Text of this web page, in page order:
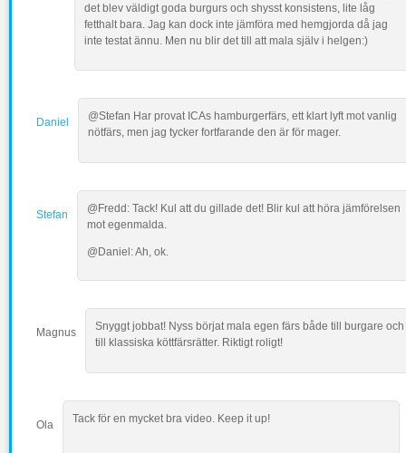
det blev väldigt goda burgurs och shysst konsistens, lite låg
fetthalt bara. Jag kan dock inte jämföra med hemgjorda då jag
inte testat ännu. Men nu blir det till att mala själv i helgen:)
Daniel
@Stefan Har provat ICAs hamburgerfärs, ett klart lyft mot vanlig
nötfärs, men jag tycker fortfarande den är för mager.
Stefan
@Fredd: Tack! Kul att du gillade det! Blir kul att höra jämförelsen
mot egenmalda.
@Daniel: Ah, ok.
Magnus
Snyggt jobbat! Nyss börjat mala egen färs både till burgare och
till klassiska köttfärsrätter. Riktigt roligt!
Ola Tack för en mycket bra video. Keep it up!